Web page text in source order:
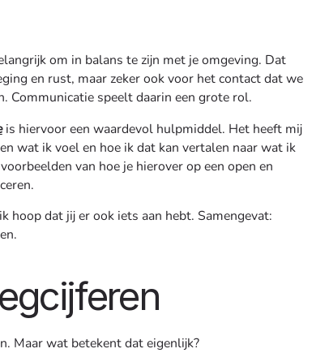
om in balans te zijn met je omgeving. Dat
en rust, maar zeker ook voor het contact dat we
Communicatie speelt daarin een grote rol.
is hiervoor een waardevol hulpmiddel. Het heeft mij
wat ik voel en hoe ik dat kan vertalen naar wat ik
van hoe je hierover op een open en
hoop dat jij er ook iets aan hebt. Samengevat:
Maar wat betekent dat eigenlijk?